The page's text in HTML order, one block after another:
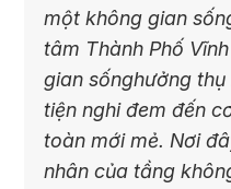
một không gian
tâm Thành Phố
gian sốnghưởng
tiện nghi đem đến
toàn mới mẻ. Nơi
nhân của tầng